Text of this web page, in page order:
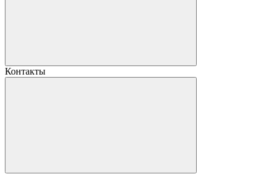
Контакты